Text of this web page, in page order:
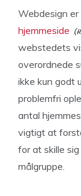
Webdesign
hjemmeside
webstedets
overordnede
ikke kun godt
problemfri
antal
vigtigt at
for at skille
målgruppe.